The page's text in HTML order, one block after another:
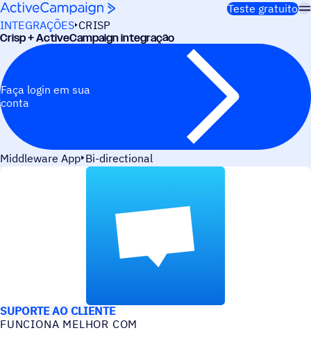
Pular para o conteúdo
Teste gratuito
INTEGRAÇÕES CRISP
Crisp + ActiveCampaign integração
Faça login em sua
conta
Middleware App Bi-directional
SUPORTE AO CLIENTE
FUNCIONA MELHOR COM